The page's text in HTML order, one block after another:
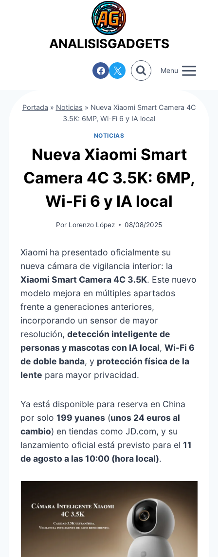
ANALISISGADGETS
Menu
Portada » Noticias » Nueva Xiaomi Smart Camera 4C
3.5K: 6MP, Wi-Fi 6 y IA local
NOTICIAS
Nueva Xiaomi Smart
Camera 4C 3.5K: 6MP,
Wi-Fi 6 y IA local
Por Lorenzo López 08/08/2025
Xiaomi ha presentado oficialmente su
nueva cámara de vigilancia interior: la
Xiaomi Smart Camera 4C 3.5K. Este nuevo
modelo mejora en múltiples apartados
frente a generaciones anteriores,
incorporando un sensor de mayor
resolución,detección inteligente de
personas y mascotas con IA local,Wi-Fi 6
de doble banda, y protección física de la
lente para mayor privacidad.
Ya está disponible para reserva en China
por solo 199 yuanes (unos 24 euros al
cambio) en tiendas como JD.com, y su
lanzamiento oficial está previsto para el 11
de agosto a las 10:00 (hora local).